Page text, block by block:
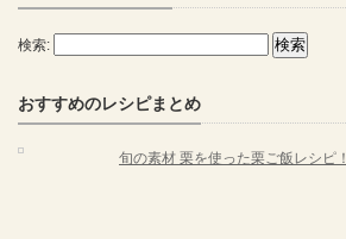
検索:
おすすめのレシピまとめ
旬の素材 栗を使った栗ご飯レシピ！